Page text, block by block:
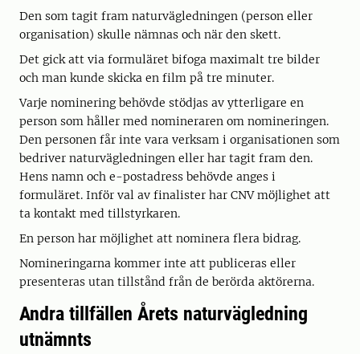
Den som tagit fram naturvägledningen (person eller
organisation) skulle nämnas och när den skett.
Det gick att via formuläret bifoga maximalt tre bilder
och man kunde skicka en film på tre minuter.
Varje nominering behövde stödjas av ytterligare en
person som håller med nomineraren om nomineringen.
Den personen får inte vara verksam i organisationen som
bedriver naturvägledningen eller har tagit fram den.
Hens namn och e-postadress behövde anges i
formuläret. Inför val av finalister har CNV möjlighet att
ta kontakt med tillstyrkaren.
En person har möjlighet att nominera flera bidrag.
Nomineringarna kommer inte att publiceras eller
presenteras utan tillstånd från de berörda aktörerna.
Andra tillfällen Årets naturvägledning
utnämnts